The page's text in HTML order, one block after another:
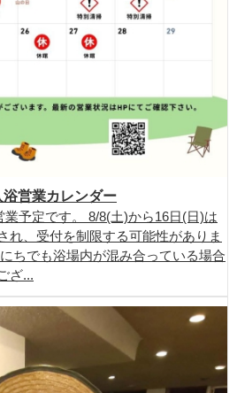
浴営業カレンダー
予定です。 8/8(土)から16日(日)は
れ、受付を制限する可能性がありま
ちでも浴場内が混み合っている場合
ざ...